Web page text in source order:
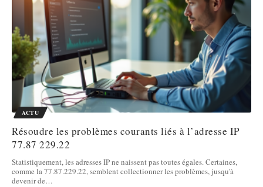
ACTU
Résoudre les problèmes courants liés à l’adresse IP
77.87 229.22
Statistiquement, les adresses IP ne naissent pas toutes égales. Certaines,
comme la 77.87.229.22, semblent collectionner les problèmes, jusqu'à
devenir de…